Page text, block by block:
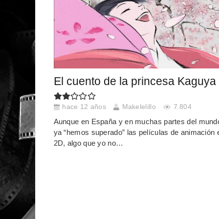
El cuento de la princesa Kaguya
hace 12 años Makelelillo 7.804
Aunque en España y en muchas partes del
ya “hemos superado” las películas de animación
2D, algo que yo no…